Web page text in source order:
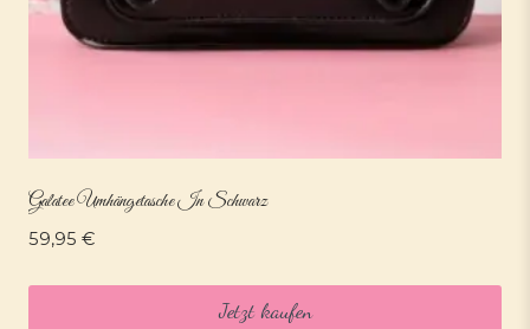
Galatee Umhängetasche In Schwarz
59,95 €
Jetzt kaufen